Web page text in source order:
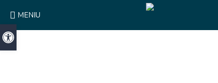
content
right
sidebar
footerMENIU
Deschide bara de unelte